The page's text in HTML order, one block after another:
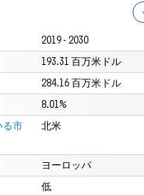
2019 - 2030
193.31 百万米ドル
284.16 百万米ドル
8.01%
る市
北米
ヨーロッパ
低